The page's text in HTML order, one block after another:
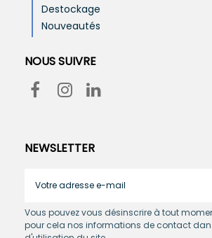
Destockage
Nouveautés
NOUS SUIVRE
NEWSLETTER
Vous pouvez vous désinscrire à tout
pour cela nos informations de contact